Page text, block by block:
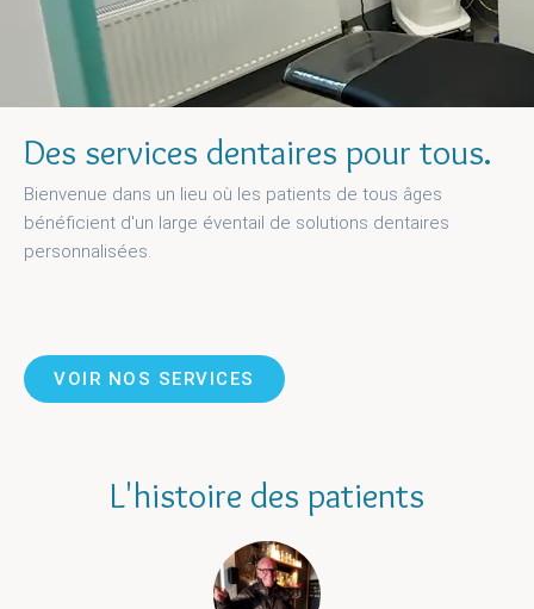
Des services dentaires pour tous.
Bienvenue dans un lieu où les patients de tous âges
bénéficient d'un large éventail de solutions dentaires
personnalisées.
VOIR NOS SERVICES
L'histoire des patients